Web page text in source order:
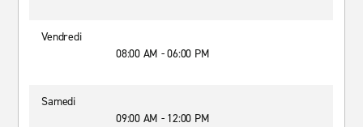
Vendredi
08:00 AM - 06:00 PM
Samedi
09:00 AM - 12:00 PM